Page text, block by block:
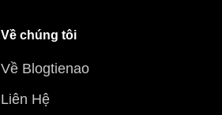
Về chúng tôi
Về Blogtienao
Liên Hệ